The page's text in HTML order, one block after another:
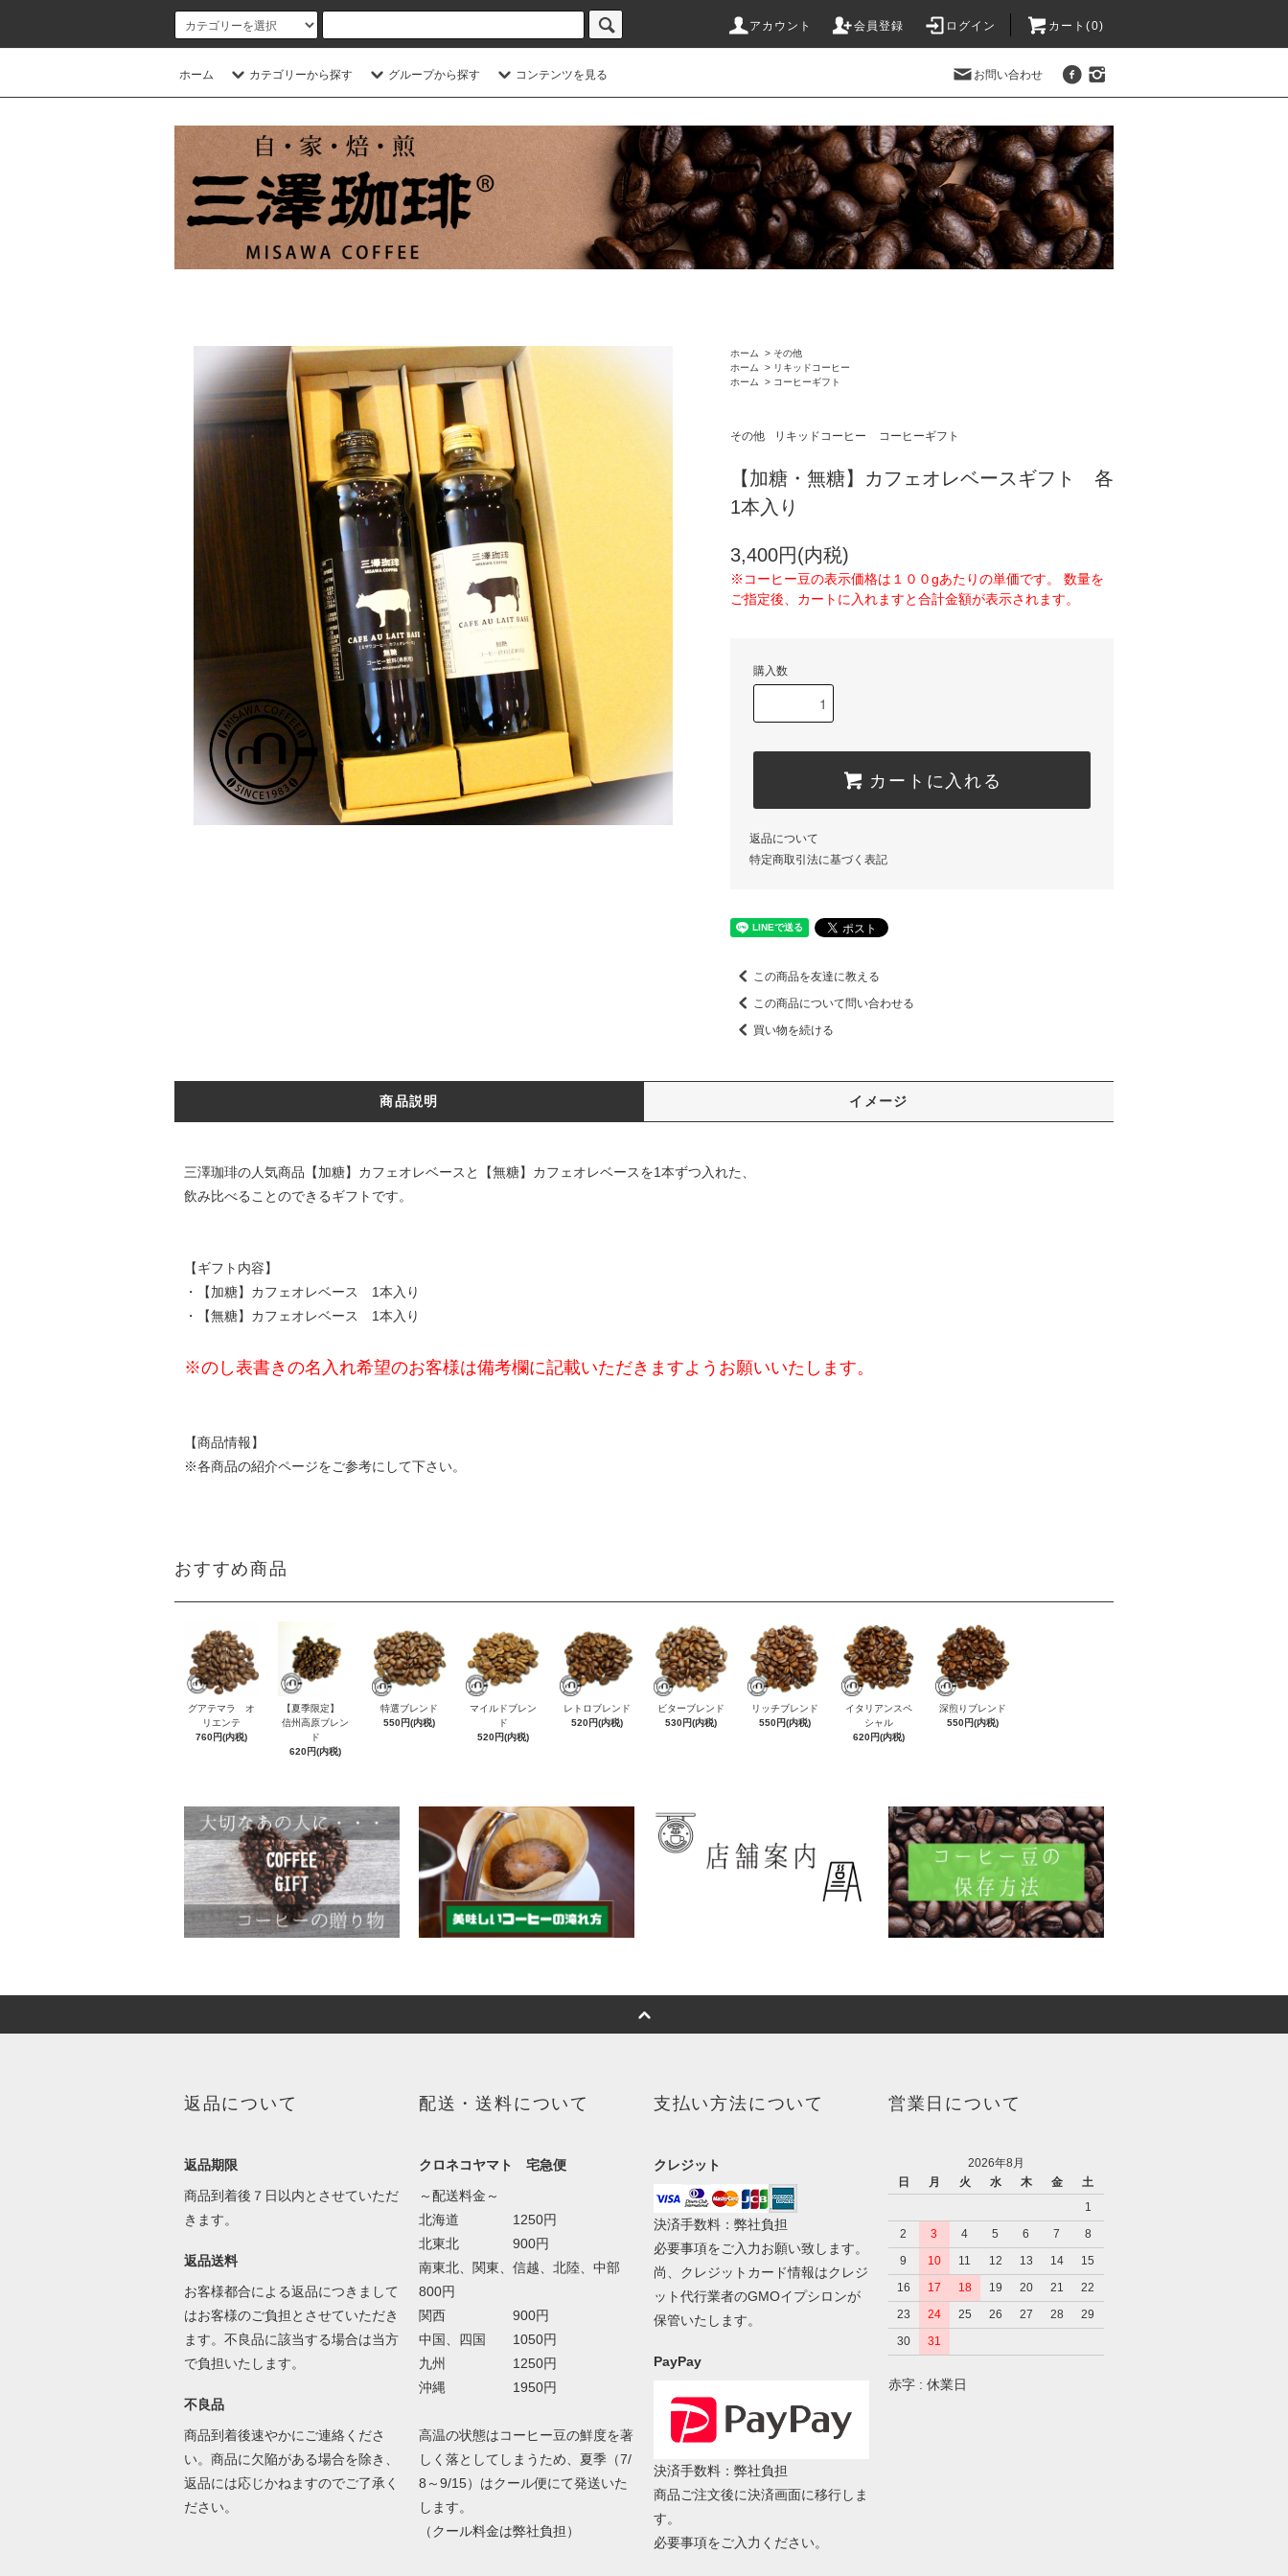
アカウント 会員登録 ログイン カート(0)
ホーム カテゴリーから探す グループから探す コンテンツを見る お問い合わせ
ホーム > その他
ホーム
> リキッドコーヒー
ホーム
> コーヒーギフト
その他 リキッドコーヒー コーヒーギフト
【加糖・無糖】カフェオレベースギフト 各
1本入り
3,400円(内税)
※コーヒー豆の表示価格は１００gあたりの単価です。 数量を
ご指定後、カートに入れますと合計金額が表示されます。
購入数
カートに入れる
返品について
特定商取引法に基づく表記
この商品を友達に教える
この商品について問い合わせる
買い物を続ける
商品説明 イメージ
三澤珈琲の人気商品【加糖】カフェオレベースと【無糖】カフェオレベースを1本ずつ入れた、
飲み比べることのできるギフトです。
【ギフト内容】
・【加糖】カフェオレベース 1本入り
・【無糖】カフェオレベース 1本入り
※のし表書きの名入れ希望のお客様は備考欄に記載いただきますようお願いいたします。
【商品情報】
※各商品の紹介ページをご参考にして下さい。
おすすめ商品
グアテマラ オ
リエンテ
760円(内税)
【夏季限定】
信州高原ブレン
ド
620円(内税)
特選ブレンド
550円(内税)
マイルドブレン
ド
520円(内税)
レトロブレンド
520円(内税)
ビターブレンド
530円(内税)
リッチブレンド
550円(内税)
イタリアンスペ
シャル
620円(内税)
深煎りブレンド
550円(内税)
返品について
返品期限
商品到着後７日以内とさせていただ
きます。
返品送料
お客様都合による返品につきまして
はお客様のご負担とさせていただき
ます。不良品に該当する場合は当方
で負担いたします。
不良品
商品到着後速やかにご連絡くださ
い。商品に欠陥がある場合を除き、
返品には応じかねますのでご了承く
ださい。
配送・送料について
クロネコヤマト 宅急便
～配送料金～
北海道 1250円
北東北 900円
南東北、関東、信越、北陸、中部
800円
関西 900円
中国、四国 1050円
九州 1250円
沖縄 1950円
高温の状態はコーヒー豆の鮮度を著
しく落としてしまうため、夏季（7/
8～9/15）はクール便にて発送いた
します。
（クール料金は弊社負担）
支払い方法について
クレジット
決済手数料：弊社負担
必要事項をご入力お願い致します。
尚、クレジットカード情報はクレジ
ット代行業者のGMOイプシロンが
保管いたします。
PayPay
決済手数料：弊社負担
商品ご注文後に決済画面に移行しま
す。
必要事項をご入力ください。
営業日について
2026年8月
日
月 火 水 木 金
土
1
2
3 4 5 6 7
8
9
10 11 12 13 14
15
16
17 18 19 20 21
22
23
24 25 26 27 28
29
30
31
赤字 : 休業日